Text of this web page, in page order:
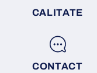
CALITATE
CONTACT